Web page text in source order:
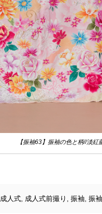
【振袖63】振袖の色と柄//淡
成人式 成人式前撮り 振袖 振